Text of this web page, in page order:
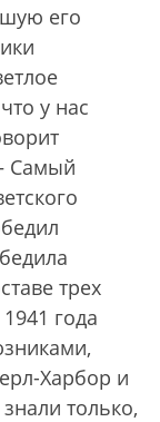
его
у нас
Самый
трех
года
Харбор и
только,